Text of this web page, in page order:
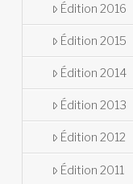
Édition 2016
Édition 2015
Édition 2014
Édition 2013
Édition 2012
Édition 2011